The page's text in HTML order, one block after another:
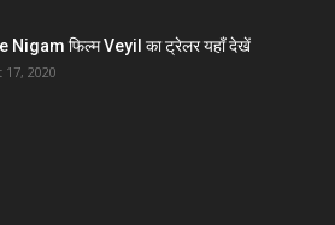
Nigam फिल्म Veyil का ट्रेलर यहाँ देखें
17, 2020